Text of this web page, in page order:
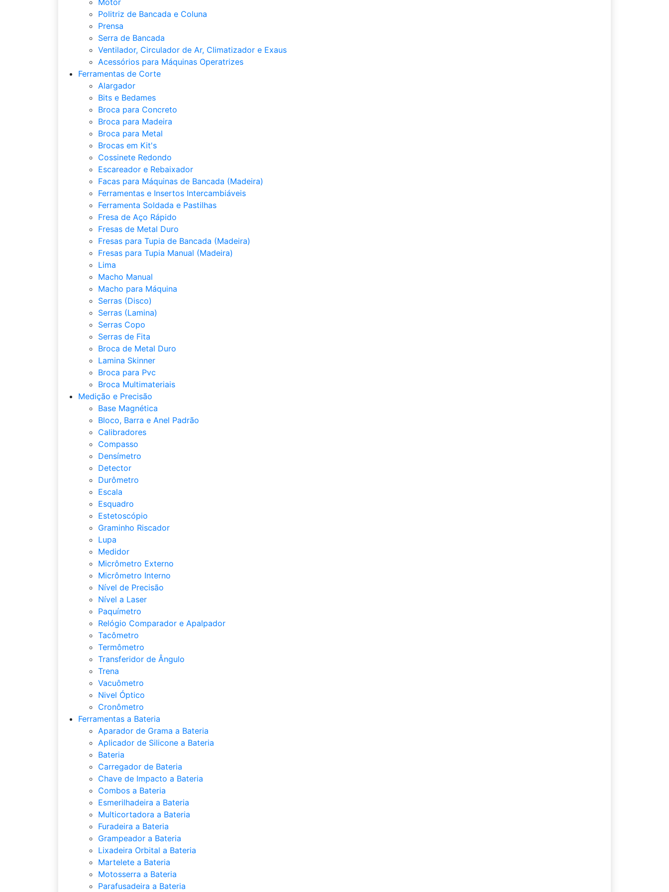
Motor
Politriz de Bancada e Coluna
Prensa
Serra de Bancada
Ventilador, Circulador de Ar, Climatizador e Exaus
Acessórios para Máquinas Operatrizes
Ferramentas de Corte
Alargador
Bits e Bedames
Broca para Concreto
Broca para Madeira
Broca para Metal
Brocas em Kit's
Cossinete Redondo
Escareador e Rebaixador
Facas para Máquinas de Bancada (Madeira)
Ferramentas e Insertos Intercambiáveis
Ferramenta Soldada e Pastilhas
Fresa de Aço Rápido
Fresas de Metal Duro
Fresas para Tupia de Bancada (Madeira)
Fresas para Tupia Manual (Madeira)
Lima
Macho Manual
Macho para Máquina
Serras (Disco)
Serras (Lamina)
Serras Copo
Serras de Fita
Broca de Metal Duro
Lamina Skinner
Broca para Pvc
Broca Multimateriais
Medição e Precisão
Base Magnética
Bloco, Barra e Anel Padrão
Calibradores
Compasso
Densímetro
Detector
Durômetro
Escala
Esquadro
Estetoscópio
Graminho Riscador
Lupa
Medidor
Micrômetro Externo
Micrômetro Interno
Nível de Precisão
Nível a Laser
Paquímetro
Relógio Comparador e Apalpador
Tacômetro
Termômetro
Transferidor de Ângulo
Trena
Vacuômetro
Nivel Óptico
Cronômetro
Ferramentas a Bateria
Aparador de Grama a Bateria
Aplicador de Silicone a Bateria
Bateria
Carregador de Bateria
Chave de Impacto a Bateria
Combos a Bateria
Esmerilhadeira a Bateria
Multicortadora a Bateria
Furadeira a Bateria
Grampeador a Bateria
Lixadeira Orbital a Bateria
Martelete a Bateria
Motosserra a Bateria
Parafusadeira a Bateria